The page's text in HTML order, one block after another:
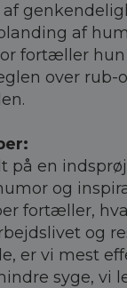
af
fortæller hun
over rub-
på en
og
fortæller,
og
er vi mest
syge, vi